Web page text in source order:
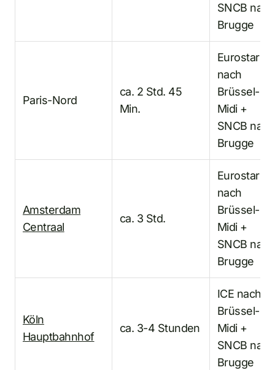
SNCB nach
Brugge
Paris-Nord
ca. 2 Std. 45
Min.
Eurostar
nach
Brüssel-
Midi +
SNCB nach
Brugge
Amsterdam
Centraal
ca. 3 Std.
Eurostar
nach
Brüssel-
Midi +
SNCB nach
Brugge
Köln
Hauptbahnhof
ca. 3-4 Stunden
ICE nach
Brüssel-
Midi +
SNCB nach
Brugge